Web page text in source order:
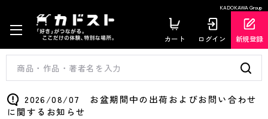
KADOKAWA Group
カート ログイン 新規登録
2026/08/07 お盆期間中の出荷およびお問い合わせ
に関するお知らせ